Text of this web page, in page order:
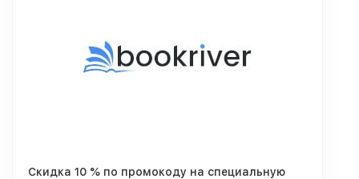
Скидка 10 % по промокоду на специальную